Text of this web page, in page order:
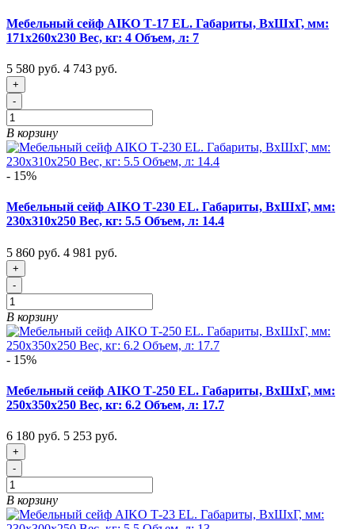
Мебельный сейф AIKO Т-17 EL. Габариты, ВxШxГ, мм:
171x260x230 Вес, кг: 4 Объем, л: 7
5 580 руб. 4 743 руб.
+
-
В корзину
- 15%
Мебельный сейф AIKO Т-230 EL. Габариты, ВxШxГ, мм:
230x310x250 Вес, кг: 5.5 Объем, л: 14.4
5 860 руб. 4 981 руб.
+
-
В корзину
- 15%
Мебельный сейф AIKO Т-250 EL. Габариты, ВxШxГ, мм:
250x350x250 Вес, кг: 6.2 Объем, л: 17.7
6 180 руб. 5 253 руб.
+
-
В корзину